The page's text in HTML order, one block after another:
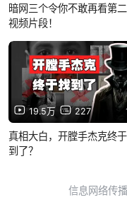
暗网三个令你不敢再看第
视频片段！
19.5万 227
真相大白，开膛手杰克终
到了？
信息网络传